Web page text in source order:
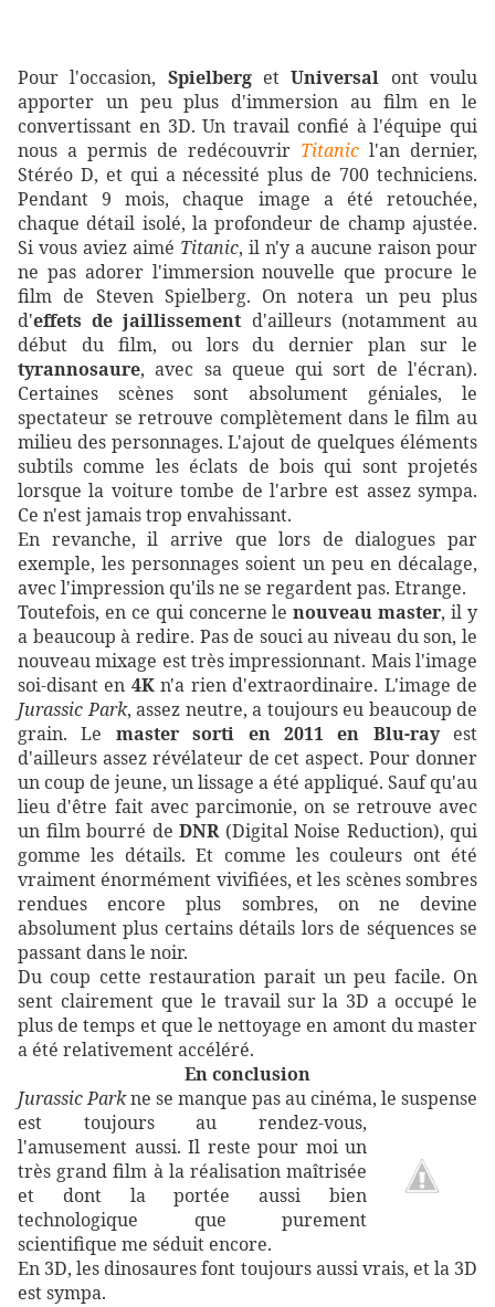
Pour l'occasion, SpielbergetUniversal ont voulu
apporter un peu plus d'immersion au film en le
convertissant en 3D. Un travail confié à l'équipe qui
nous a permis de redécouvrir Titanic l'an dernier,
Stéréo D, et qui a nécessité plus de 700 techniciens.
Pendant 9 mois, chaque image a été retouchée,
chaque détail isolé, la profondeur de champ ajustée.
Si vous aviez aimé Titanic, il n'y a aucune raison pour
ne pas adorer l'immersion nouvelle que procure le
film de Steven Spielberg. On notera un peu plus
d'effets de jaillissement d'ailleurs (notamment au
début du film, ou lors du dernier plan sur le
tyrannosaure, avec sa queue qui sort de l'écran).
Certaines scènes sont absolument géniales, le
spectateur se retrouve complètement dans le film au
milieu des personnages. L'ajout de quelques éléments
subtils comme les éclats de bois qui sont projetés
lorsque la voiture tombe de l'arbre est assez sympa.
Ce n'est jamais trop envahissant.
En revanche, il arrive que lors de dialogues par
exemple, les personnages soient un peu en décalage,
avec l'impression qu'ils ne se regardent pas. Etrange.
Toutefois, en ce qui concerne lenouveau master, il y
a beaucoup à redire. Pas de souci au niveau du son, le
nouveau mixage est très impressionnant. Mais l'image
soi-disant en 4Kn'a rien d'extraordinaire. L'image de
Jurassic Park, assez neutre, a toujours eu beaucoup de
grain. Le master sorti en 2011 en Blu-rayest
d'ailleurs assez révélateur de cet aspect. Pour donner
un coup de jeune, un lissage a été appliqué. Sauf qu'au
lieu d'être fait avec parcimonie, on se retrouve avec
un film bourré de DNR(Digital Noise Reduction), qui
gomme les détails. Et comme les couleurs ont été
vraiment énormément vivifiées, et les scènes sombres
rendues encore plus sombres, on ne devine
absolument plus certains détails lors de séquences se
passant dans le noir.
Du coup cette restauration parait un peu facile. On
sent clairement que le travail sur la 3D a occupé le
plus de temps et que le nettoyage en amont du master
a été relativement accéléré.
En conclusion
Jurassic Parkne se manque pas au cinéma, le suspense
est toujours au rendez-vous,
l'amusement aussi. Il reste pour moi un
très grand film à la réalisation maîtrisée
et dont la portée aussi bien
technologique que purement
scientifique me séduit encore.
En 3D, les dinosaures font toujours aussi vrais, et la 3D
est sympa.